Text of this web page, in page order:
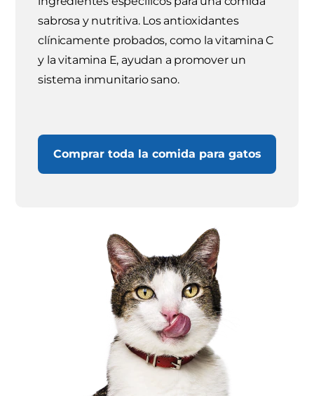
sabrosa y nutritiva. Los antioxidantes
clínicamente probados, como la vitamina C
y la vitamina E, ayudan a promover un
sistema inmunitario sano.
Comprar toda la comida para gatos